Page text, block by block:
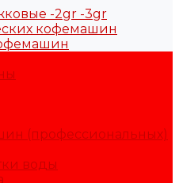
-2gr -3gr
кофемашин
(профессиональных)
воды